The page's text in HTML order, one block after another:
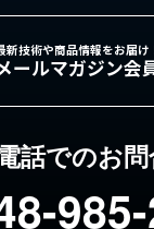
新技術や商品情報をお届
ールマガジン会
話でのお